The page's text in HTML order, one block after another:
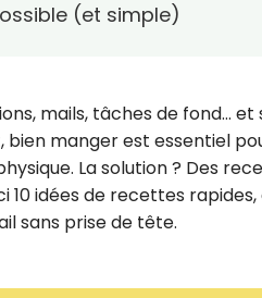
(et simple)
mails, tâches de fond…
bien manger est essentiel
La solution ? Des
10 idées de recettes
sans prise de tête.